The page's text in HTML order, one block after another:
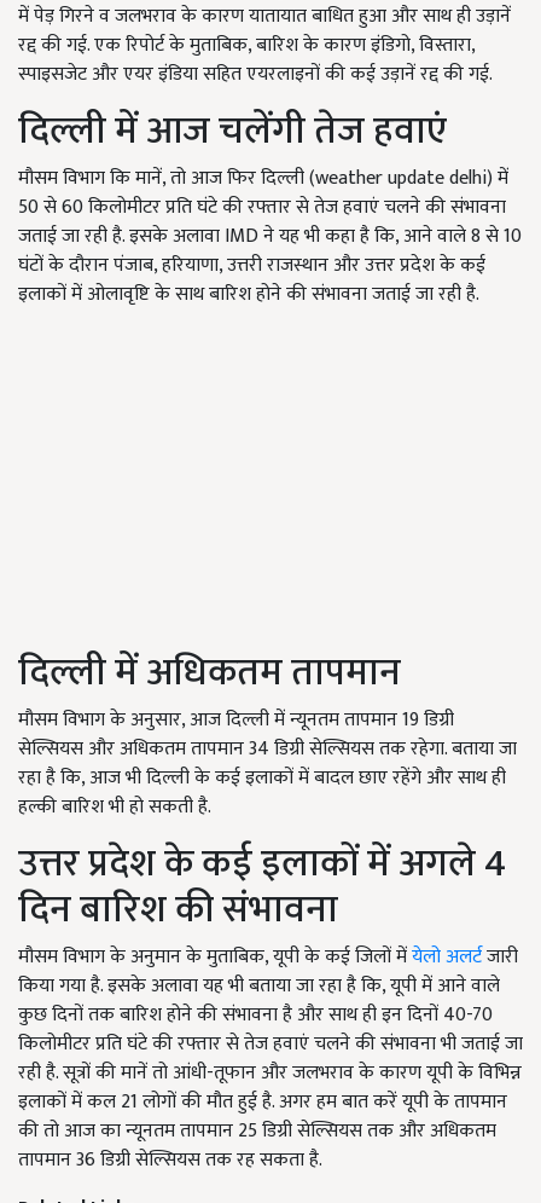
में पेड़ गिरने व जलभराव के कारण यातायात बाधित हुआ और साथ ही उड़ानें
रद्द की गई. एक रिपोर्ट के मुताबिक, बारिश के कारण इंडिगो, विस्तारा,
स्पाइसजेट और एयर इंडिया सहित एयरलाइनों की कई उड़ानें रद्द की गई.
दिल्ली में आज चलेंगी तेज हवाएं
मौसम विभाग कि मानें, तो आज फिर दिल्ली (weather update delhi) में
50 से 60 किलोमीटर प्रति घंटे की रफ्तार से तेज हवाएं चलने की संभावना
जताई जा रही है. इसके अलावा IMD ने यह भी कहा है कि, आने वाले 8 से 10
घंटों के दौरान पंजाब, हरियाणा, उत्तरी राजस्थान और उत्तर प्रदेश के कई
इलाकों में ओलावृष्टि के साथ बारिश होने की संभावना जताई जा रही है.
दिल्ली में अधिकतम तापमान
मौसम विभाग के अनुसार, आज दिल्ली में न्यूनतम तापमान 19 डिग्री
सेल्सियस और अधिकतम तापमान 34 डिग्री सेल्सियस तक रहेगा. बताया जा
रहा है कि, आज भी दिल्ली के कई इलाकों में बादल छाए रहेंगे और साथ ही
हल्की बारिश भी हो सकती है.
उत्तर प्रदेश के कई इलाकों में अगले 4
दिन बारिश की संभावना
मौसम विभाग के अनुमान के मुताबिक, यूपी के कई जिलों मेंयेलो अलर्टजारी
किया गया है. इसके अलावा यह भी बताया जा रहा है कि, यूपी में आने वाले
कुछ दिनों तक बारिश होने की संभावना है और साथ ही इन दिनों 40-70
किलोमीटर प्रति घंटे की रफ्तार से तेज हवाएं चलने की संभावना भी जताई जा
रही है. सूत्रों की मानें तो आंधी-तूफान और जलभराव के कारण यूपी के विभिन्न
इलाकों में कल 21 लोगों की मौत हुई है. अगर हम बात करें यूपी के तापमान
की तो आज का न्यूनतम तापमान 25 डिग्री सेल्सियस तक और अधिकतम
तापमान 36 डिग्री सेल्सियस तक रह सकता है.